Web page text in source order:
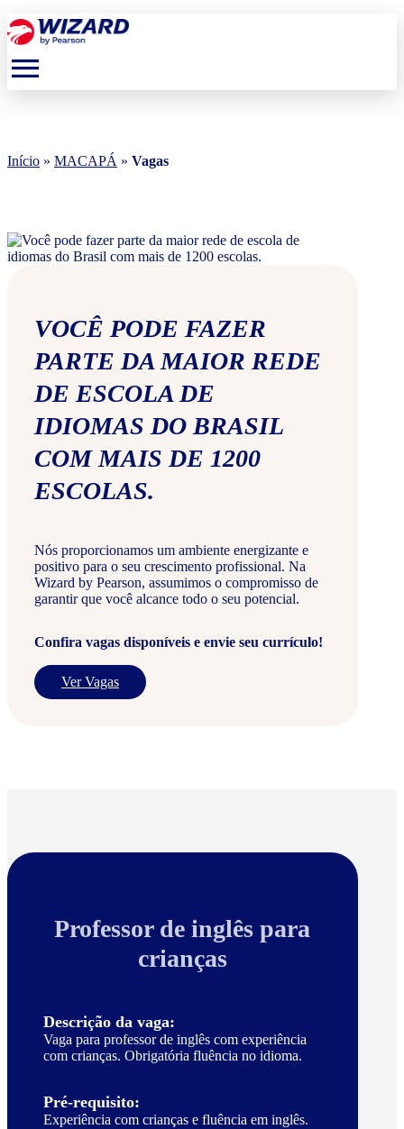
menu
Início » MACAPÁ » Vagas
VOCÊ PODE FAZER
PARTE DA MAIOR REDE
DE ESCOLA DE
IDIOMAS DO BRASIL
COM MAIS DE 1200
ESCOLAS.
Nós proporcionamos um ambiente energizante e
positivo para o seu crescimento profissional. Na
Wizard by Pearson, assumimos o compromisso de
garantir que você alcance todo o seu potencial.
Confira vagas disponíveis e envie seu currículo!
Ver Vagas
Professor de inglês para
crianças
Descrição da vaga:
Vaga para professor de inglês com experiência
com crianças. Obrigatória fluência no idioma.
Pré-requisito:
Experiência com crianças e fluência em inglês.